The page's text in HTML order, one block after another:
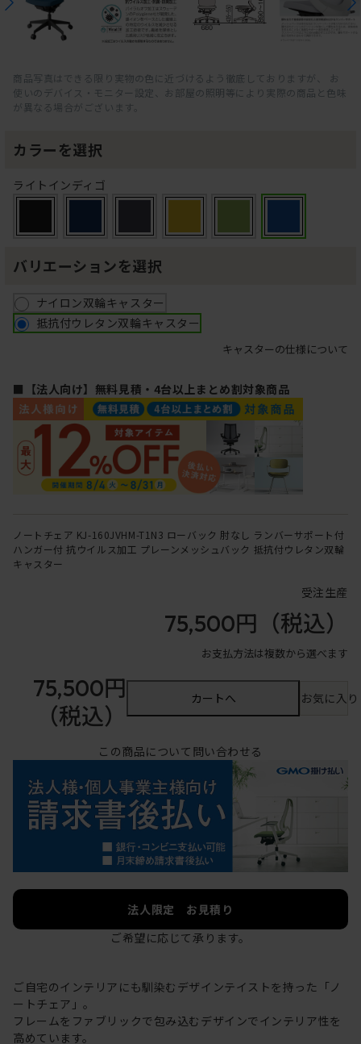
商品写真はできる限り実物の色に近づけるよう徹底しておりますが、 お
使いのデバイス・モニター設定、お部屋の照明等により実際の商品と色味
が異なる場合がございます。
カラーを選択
ライトインディゴ
バリエーションを選択
ナイロン双輪キャスター
抵抗付ウレタン双輪キャスター
キャスターの仕様について
■【法人向け】無料見積・4台以上まとめ割対象商品
ノートチェア KJ-160JVHM-T1N3 ローバック 肘なし ランバーサポート付
ハンガー付 抗ウイルス加工 プレーンメッシュバック 抵抗付ウレタン双輪
キャスター
受注生産
75,500円 （税込）
お支払方法は複数から選べます
75,500円
（税込）
カートへ お気に入
この商品について問い合わせる
法人限定 お見積り
ご希望に応じて承ります。
ご自宅のインテリアにも馴染むデザインテイストを持った「ノ
ートチェア」。
フレームをファブリックで包み込むデザインでインテリア性を
高めています。